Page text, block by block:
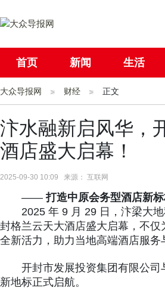
首页 新闻 生活
社会 国际
大众导报网 财经 正文
汴水融新启风华，
酒店盛大启幕！
2025-09-30 10:09 来源： 互联网
—— 打造中原会务型酒店新
2025 年 9 月 29 日，汴梁大
封格兰云天大酒店盛大启幕，不
全新活力，助力当地高端酒店服
开封市发展投资集团有限公
新地标正式启航。